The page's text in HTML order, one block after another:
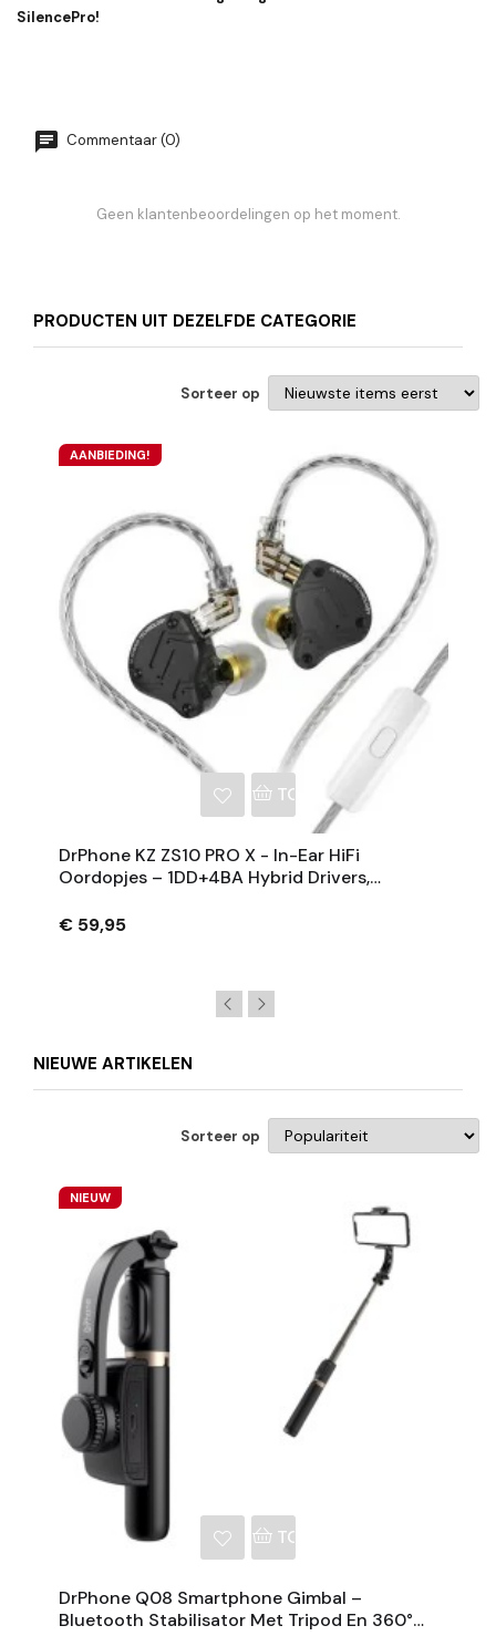
SilencePro!
Commentaar (0)
Geen klantenbeoordelingen op het moment.
PRODUCTEN UIT DEZELFDE CATEGORIE
Sorteer op
AANBIEDING!
TOEVOEGEN AAN
DrPhone KZ ZS10 PRO X - In-Ear HiFi
Oordopjes – 1DD+4BA Hybrid Drivers,
Audiofiele Koptelefoon
€ 59,95
NIEUWE ARTIKELEN
Sorteer op
NIEUW
TOEVOEGEN AAN
DrPhone Q08 Smartphone Gimbal –
Bluetooth Stabilisator Met Tripod En 360°